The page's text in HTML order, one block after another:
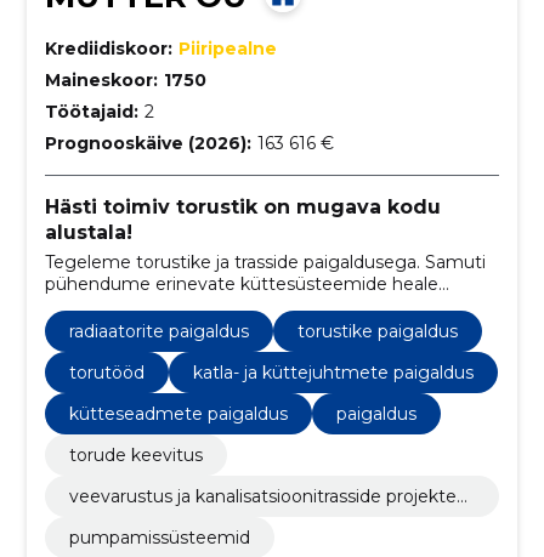
Krediidiskoor: Piiripealne
Maineskoor: 1750
Töötajaid: 2
Prognooskäive (2026): 163 616 €
Hästi toimiv torustik on mugava kodu
alustala!
Tegeleme torustike ja trasside paigaldusega. Samuti
pühendume erinevate küttesüsteemide heale
toimimisele.
radiaatorite paigaldus
torustike paigaldus
torutööd
katla- ja küttejuhtmete paigaldus
kütteseadmete paigaldus
paigaldus
torude keevitus
veevarustus ja kanalisatsioonitrasside projekteer
pumpamissüsteemid